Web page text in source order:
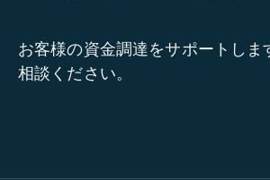
お客様の資金調達をサポートしま
相談ください。